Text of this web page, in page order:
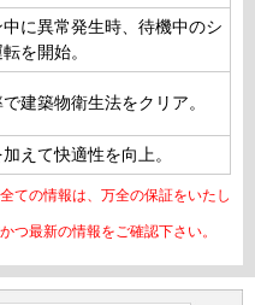
に異常発生時、待機中のシ
を開始。
建築物衛生法をクリア。
えて快適性を向上。
ての情報は、万全の保証をいたし
つ最新の情報をご確認下さい。